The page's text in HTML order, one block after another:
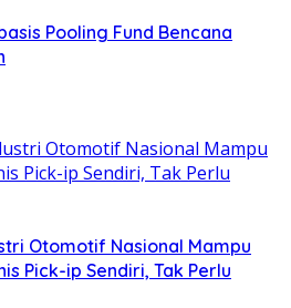
Pooling Fund Bencana
Otomotif Nasional Mampu
Pick-ip Sendiri, Tak Perlu